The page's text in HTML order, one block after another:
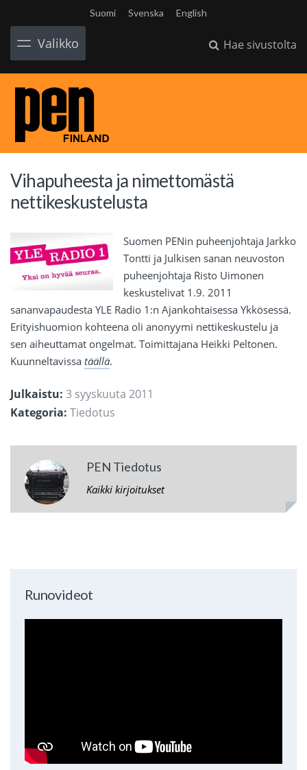
Suomi Svenska English
Valikko Hae sivustolta
Vihapuheesta ja nimettomästä
nettikeskustelusta
Suomen PENin puheenjohtaja Jarkko
Tontti ja Julkisen sanan neuvoston
puheenjohtaja Risto Uimonen
keskustelivat 1.9. 2011
sananvapaudesta YLE Radio 1:n Ajankohtaisessa Ykkösessä.
Erityishuomion kohteena oli anonyymi nettikeskustelu ja
sen aiheuttamat ongelmat. Toimittajana Heikki Peltonen.
Kuunneltavissa täällä.
Julkaistu: 3 syyskuuta 2011
Kategoria: Tiedotus
PEN Tiedotus
Kaikki kirjoitukset
Runovideot